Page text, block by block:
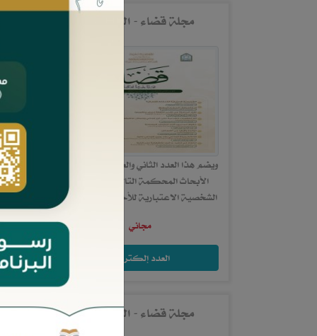
مجلة قضاء - العدد 22
ويضم هذا العدد الثاني والعشرون من المجلة
الشخصية الاعتبارية للأحكام القضائية
مجاني
العدد إلكتروني
مجلة قضاء - العدد 19